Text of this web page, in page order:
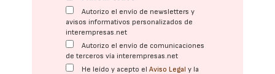
Autorizo el envío de newsletters y
avisos informativos personalizados de
interempresas.net
Autorizo el envío de comunicaciones
de terceros vía interempresas.net
He leído y acepto elAviso Legal y la